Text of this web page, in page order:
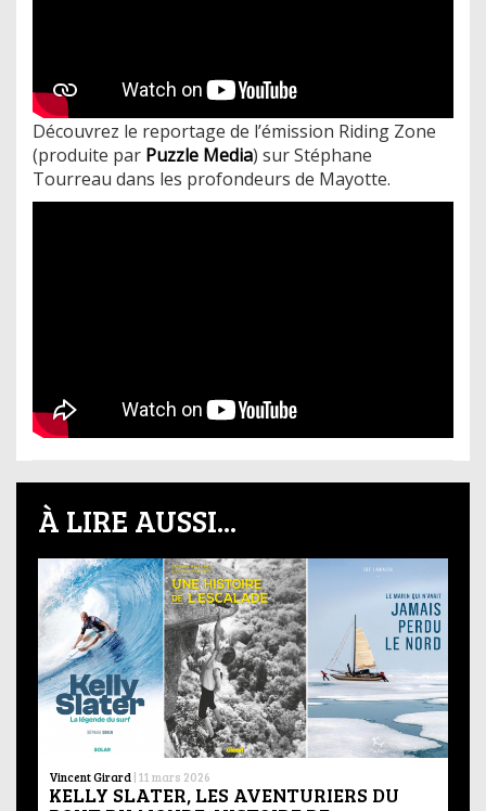
Découvrez le reportage de l’émission Riding Zone
(produite par Puzzle Media) sur Stéphane
Tourreau dans les profondeurs de Mayotte.
À LIRE AUSSI...
Vincent Girard | 11 mars 2026
KELLY SLATER, LES AVENTURIERS DU